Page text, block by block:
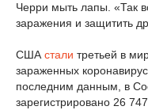
Черри мыть лапы. «Так
заражения и защитить
США стали третьей в
зараженных
последним данным, в
зарегистрировано 26